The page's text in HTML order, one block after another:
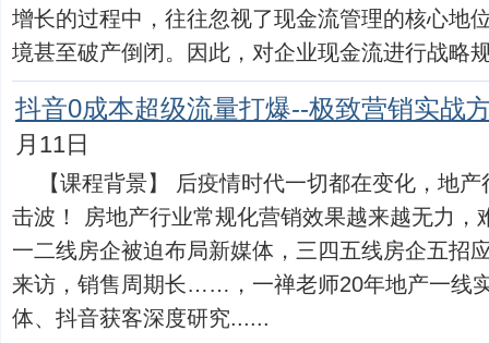
增长的过程中，往往忽视了现金流管理的核心地
境甚至破产倒闭。因此，对企业现金流进行战略
抖音0成本超级流量打爆--极致营销实战
月11日
【课程背景】 后疫情时代一切都在变化，地
击波！ 房地产行业常规化营销效果越来越无力，
一二线房企被迫布局新媒体，三四五线房企五招
来访，销售周期长……，一禅老师20年地产一线
体、抖音获客深度研究......